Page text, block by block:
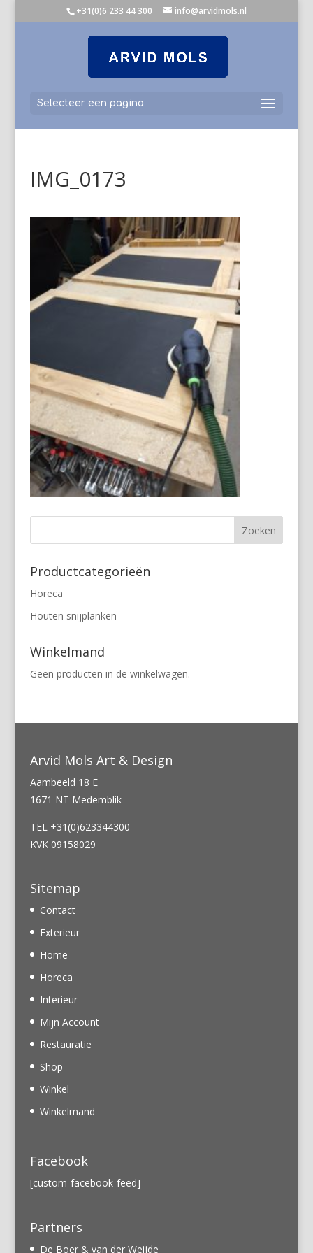
+31(0)6 233 44 300 info@arvidmols.nl
Selecteer een pagina
IMG_0173
Productcategorieën
Horeca
Houten snijplanken
Winkelmand
Geen producten in de winkelwagen.
Arvid Mols Art & Design
Aambeeld 18 E
1671 NT Medemblik
TEL +31(0)623344300
KVK 09158029
Sitemap
Contact
Exterieur
Home
Horeca
Interieur
Mijn Account
Restauratie
Shop
Winkel
Winkelmand
Facebook
[custom-facebook-feed]
Partners
De Boer & van der Weijde